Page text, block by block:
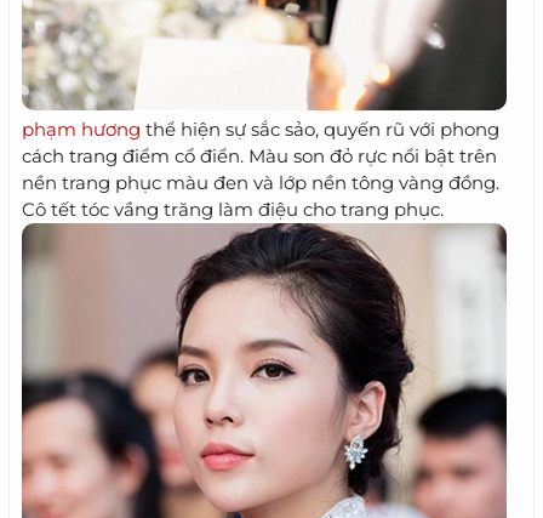
phạm hương thể hiện sự sắc sảo, quyến rũ với phong
cách trang điểm cổ điển. Màu son đỏ rực nổi bật trên
nền trang phục màu đen và lớp nền tông vàng đồng.
Cô tết tóc vầng trăng làm điệu cho trang phục.